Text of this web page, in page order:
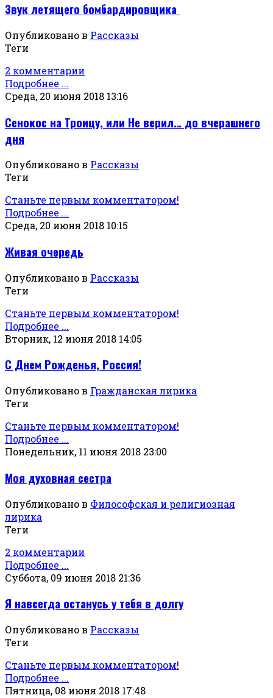
Звук летящего бомбардировщика
Опубликовано в Рассказы
Теги
2 комментарии
Подробнее ...
Среда, 20 июня 2018 13:16
Сенокос на Троицу, или Не верил… до вчерашнего
дня
Опубликовано в Рассказы
Теги
Станьте первым комментатором!
Подробнее ...
Среда, 20 июня 2018 10:15
Живая очередь
Опубликовано в Рассказы
Теги
Станьте первым комментатором!
Подробнее ...
Вторник, 12 июня 2018 14:05
С Днем Рожденья, Россия!
Опубликовано в Гражданская лирика
Теги
Станьте первым комментатором!
Подробнее ...
Понедельник, 11 июня 2018 23:00
Моя духовная сестра
Опубликовано в Философская и религиозная
лирика
Теги
2 комментарии
Подробнее ...
Суббота, 09 июня 2018 21:36
Я навсегда останусь у тебя в долгу
Опубликовано в Рассказы
Теги
Станьте первым комментатором!
Подробнее ...
Пятница, 08 июня 2018 17:48